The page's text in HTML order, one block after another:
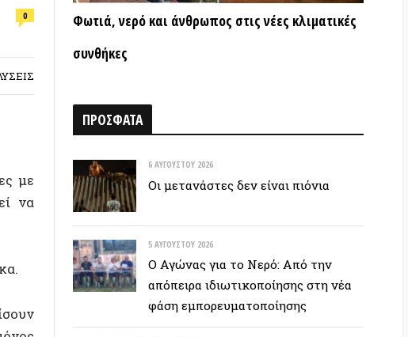
Οι μετανάστες δεν είναι πιόνια
5 ΑΥΓΟΎΣΤΟΥ 2026
Ο Αγώνας για το Νερό: Από την
απόπειρα ιδιωτικοποίησης στη νέα
3 ΑΥΓΟΎΣΤΟΥ 2026
Οι ανοικτές φλέβες της
μετανάστευσης
1 ΑΥΓΟΎΣΤΟΥ 2026